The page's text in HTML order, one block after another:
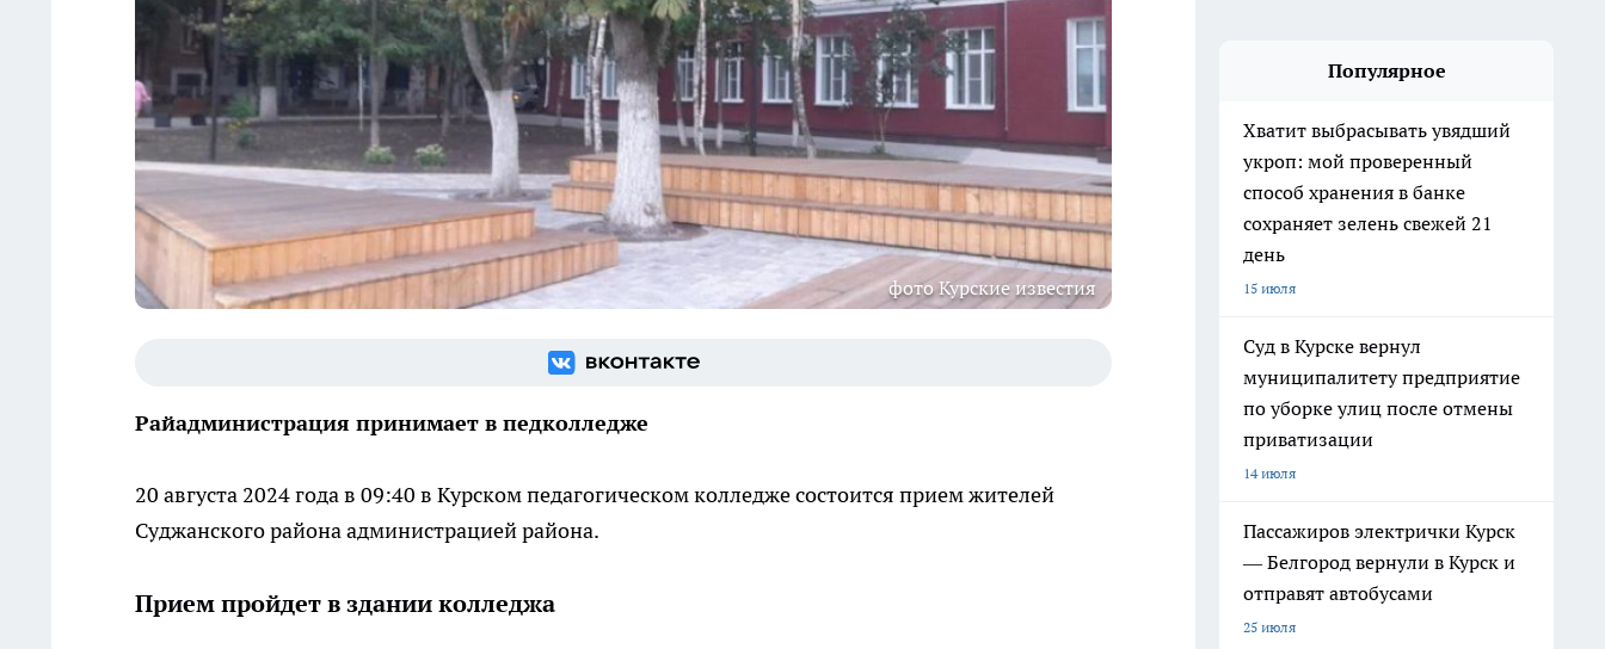
фото Курские известия
Райадминистрация принимает в педколледже
20 августа 2024 года в 09:40 в Курском педагогическом колледже состоится прием жителей
Суджанского района администрацией района.
Прием пройдет в здании колледжа
Популярное
Хватит выбрасывать увядший
укроп: мой проверенный
способ хранения в банке
сохраняет зелень свежей 21
день
15 июля
Суд в Курске вернул
муниципалитету предприятие
по уборке улиц после отмены
приватизации
14 июля
Пассажиров электрички Курск
— Белгород вернули в Курск и
отправят автобусами
25 июля